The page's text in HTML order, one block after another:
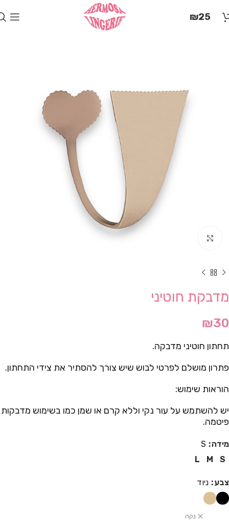
זֶה
₪25
מדבקת חוטיני
₪30
תחתון חוטיני מדבקה.
פתרון מושלם לפרטי לבוש שיש צורך להסתיר את צידי התחתון.
הוראות שימוש:
יש להשתמש על עור נקי וללא קרם או שמן כמו בשימוש מדבקות
פיטמה.
מידה
S
S
M
L
צבע ניוד
נקה